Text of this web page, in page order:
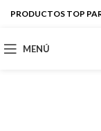
PRODUCTOS TOP
MENÚ